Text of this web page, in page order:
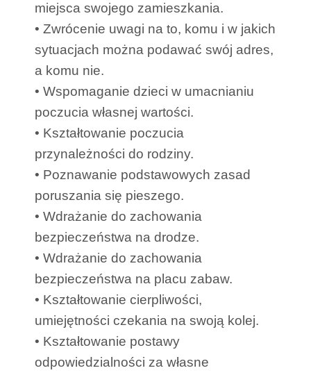
miejsca swojego zamieszkania.
• Zwrócenie uwagi na to, komu i w jakich
sytuacjach można podawać swój adres,
a komu nie.
• Wspomaganie dzieci w umacnianiu
poczucia własnej wartości.
• Kształtowanie poczucia
przynależności do rodziny.
• Poznawanie podstawowych zasad
poruszania się pieszego.
• Wdrażanie do zachowania
bezpieczeństwa na drodze.
• Wdrażanie do zachowania
bezpieczeństwa na placu zabaw.
• Kształtowanie cierpliwości,
umiejętności czekania na swoją kolej.
• Kształtowanie postawy
odpowiedzialności za własne